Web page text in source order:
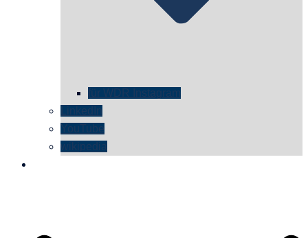
für WDR Instagram
LinkedIn
YouTube
wikipedia